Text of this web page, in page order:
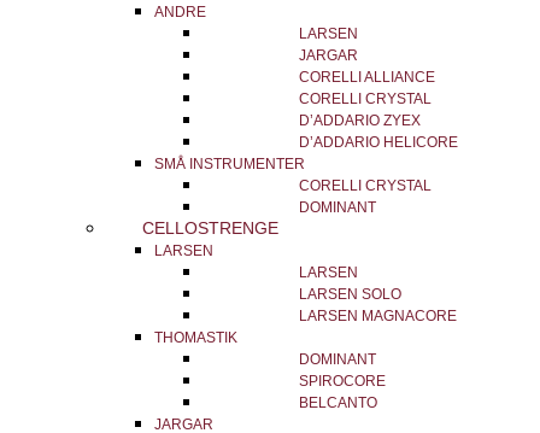
ANDRE
LARSEN
JARGAR
CORELLI ALLIANCE
CORELLI CRYSTAL
D’ADDARIO ZYEX
D’ADDARIO HELICORE
SMÅ INSTRUMENTER
CORELLI CRYSTAL
DOMINANT
CELLOSTRENGE
LARSEN
LARSEN
LARSEN SOLO
LARSEN MAGNACORE
THOMASTIK
DOMINANT
SPIROCORE
BELCANTO
JARGAR